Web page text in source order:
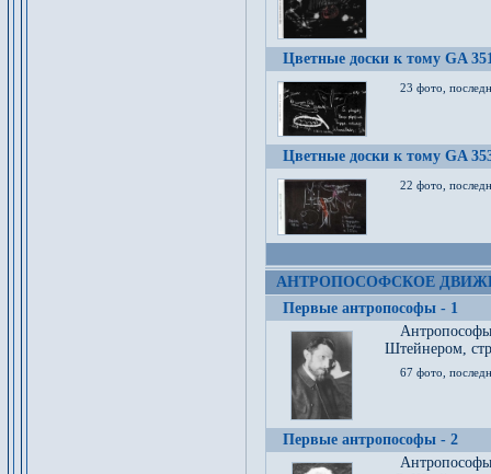
Цветные доски к тому GA
23 фото,
Цветные доски к тому GA
22 фото,
АНТРОПОСОФСКОЕ
Первые антропософы - 1
Штейнером,
67 фото,
Первые антропософы - 2